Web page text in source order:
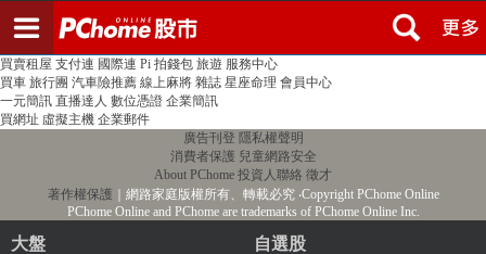
PChome首頁 線上購物 24h購物 書店
買賣租屋 支付連 國際連 Pi 拍錢包 旅遊 服務中心
買車 旅行團 汽車險推薦 線上麻將 雜誌 星座命理 會員中心
一元簡訊 直播達人 數位憑證 企業簡訊
買網址 虛擬主機 企業郵件
廣告刊登 隱私權聲明
消費者保護 兒童網路安全
About PChome 投資人聯絡 徵才
著作權保護 ｜網路家庭版權所有、轉載必究‧Copyright PChome Online
PChome Online and PChome are trademarks of PChome Online Inc.
大盤 自選股